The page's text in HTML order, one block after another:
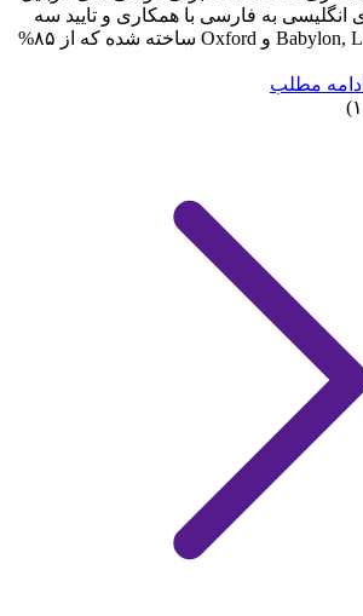
انگلیسی به فارسی با همکاری و تایید سه
شرکت بزرگ Babylon, Longman و Oxford ساخته شده که از ۸۵%
ادامه مطلب